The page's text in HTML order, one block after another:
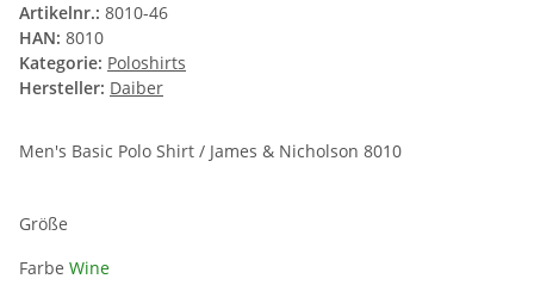
Artikelnr.: 8010-46
HAN: 8010
Kategorie: Poloshirts
Hersteller: Daiber
Men's Basic Polo Shirt / James & Nicholson 8010
Größe
Farbe Wine